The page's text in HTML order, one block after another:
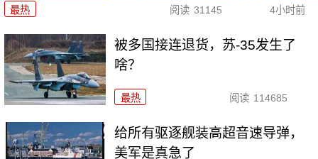
最热 阅读 31145 4小时前
被多国接连退货，苏-35发生了
啥？
最热 阅读 114685
给所有驱逐舰装高超音速导弹，
美军是真急了